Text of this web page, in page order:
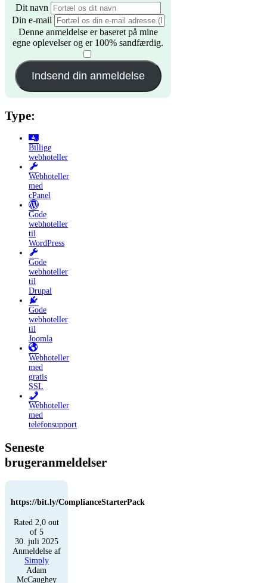
Dit navn
Din e-mail
Denne anmeldelse er baseret på mine
egne oplevelser og er 100% sandfærdig.
Indsend din anmeldelse
Type:
Billige
webhoteller
Webhoteller
med
cPanel
Gode
webhoteller
til
WordPress
Gode
webhoteller
til
Drupal
Gode
webhoteller
til
Joomla
Webhoteller
med
gratis
SSL
Webhoteller
med
telefonsupport
Seneste
brugeranmeldelser
https://bit.ly/ComplianceStarterPack
Rated 2,0 out
of 5
30. juli 2025
Anmeldelse af
Simply
Adam
McCaughey